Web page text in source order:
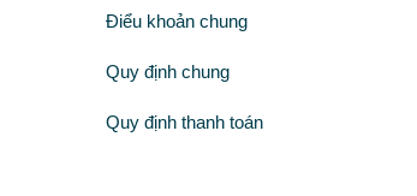
Điểu khoản chung
Quy định chung
Quy định thanh toán